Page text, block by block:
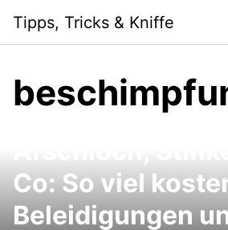
content
Tipps, Tricks & Kniffe
Co: So viel
Beleidigungen